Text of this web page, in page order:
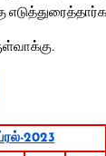
2023